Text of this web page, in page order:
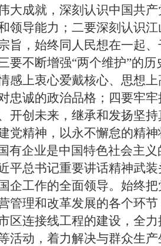
大成就，深刻认识中国共
领导能力；二要深刻认识
旨，始终同人民想在一起
要不断增强“两个维护”的
感上衷心爱戴核心、思想
忠诚的政治品格；四要牢
开创未来，继承和发扬坚
党精神，以永不懈怠的精
有企业是中国特色社会主
平总书记重要讲话精神武
企工作的全面领导。始终
管理和改革发展的各个环
区连接线工程的建设，全
活动，着力解决与群众生